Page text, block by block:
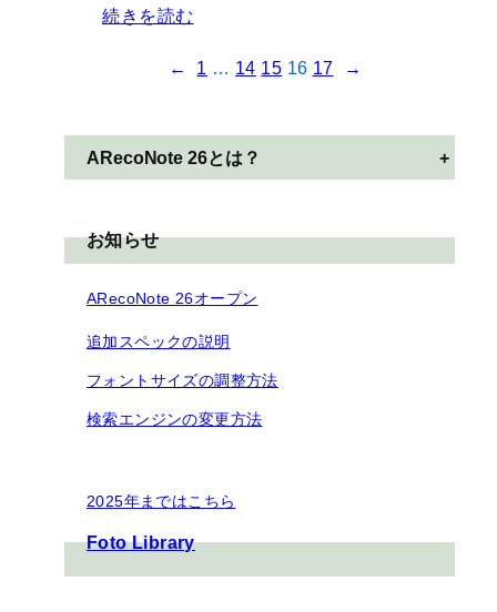
続きを読む
← 1 … 14 15 16 17 →
ARecoNote 26とは？ +
お知らせ
ARecoNote 26オープン
追加スペックの説明
フォントサイズの調整方法
検索エンジンの変更方法
2025年まではこちら
Foto Library